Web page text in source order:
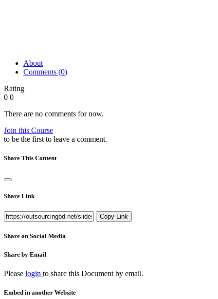
About
Comments (0)
Rating
0 0
There are no comments for now.
Join this Course
to be the first to leave a comment.
Share This Content
Share Link
Copy Link
Share on Social Media
Share by Email
Please login to share this Document by email.
Embed in another Website